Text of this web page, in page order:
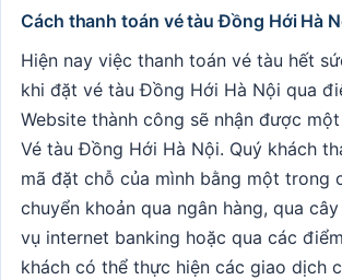
Cách thanh toán vé tàu Đồng Hới Hà
Hiện nay việc thanh toán vé tàu hết
khi đặt vé tàu Đồng Hới Hà Nội qua
Website thành công sẽ nhận được
Vé tàu Đồng Hới Hà Nội. Quý khách
mã đặt chỗ của mình bằng một trong
chuyển khoản qua ngân hàng, qua
vụ internet banking hoặc qua các
khách có thể thực hiện các giao dịch